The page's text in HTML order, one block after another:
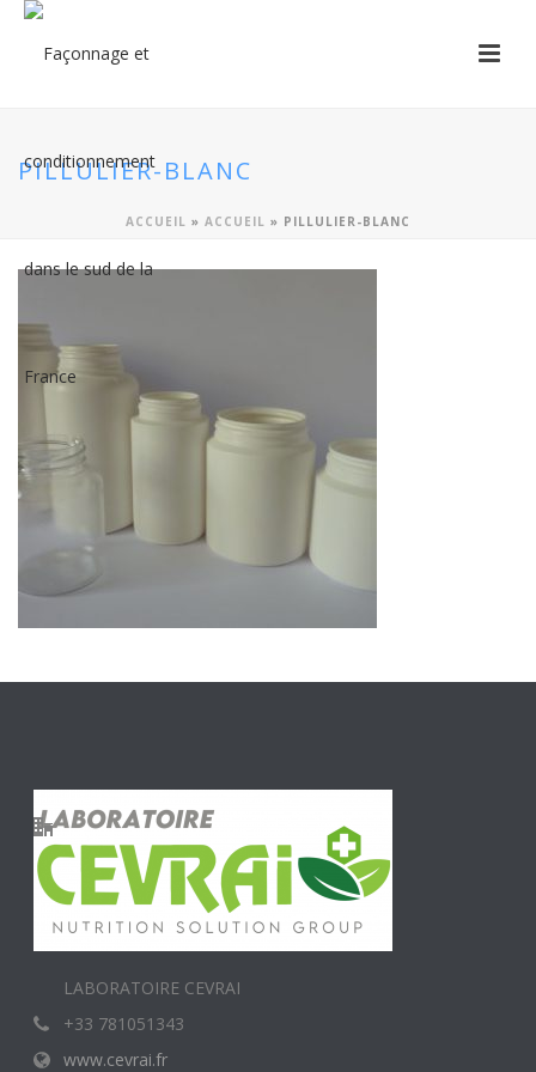
PILLULIER-BLANC
ACCUEIL » ACCUEIL » PILLULIER-BLANC
LABORATOIRE CEVRAI
+33 781051343
www.cevrai.fr